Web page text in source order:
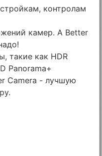
контролам
камер. A Better
такие как HDR
Panorama+
Camera - лучшую